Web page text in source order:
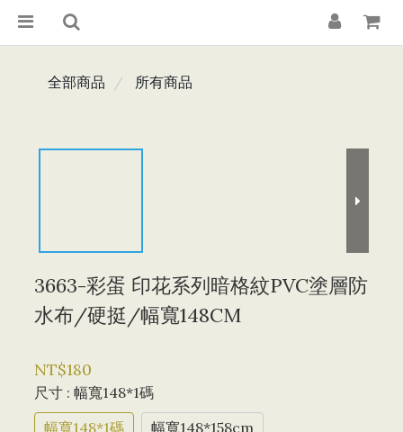
全部商品 所有商品
3663-彩蛋 印花系列暗格紋PVC塗層防
水布/硬挺/幅寬148CM
NT$180
尺寸 : 幅寬148*1碼
幅寬148*1碼
幅寬148*158cm